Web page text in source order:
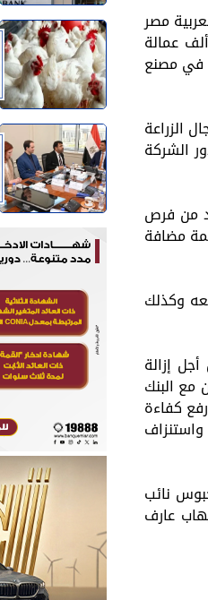
مصر
في مجال انتاج وزراعة وتصنيع البطاطس تحت اشراف كوادر مصرية تقدر بحوالي أكثر من 20 ألف عمالة
دولار في آخر ٥ اعوام موجهين في مصنع
الزراعة
الشركة
من فرص
مضافة
وكذلك
إزالة
مع البنك
كفاءة
نائب
عارف